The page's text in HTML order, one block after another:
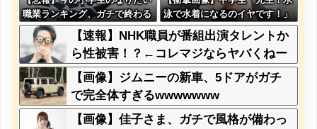
職業ランキング、ガチで終わる
泳で水着になるのイヤです！」
先生「分かった」→結果まさか
の『こう』なってしまうw w w
w w w w
【速報】NHK職員が番組出演タレントか
ら性被害！？←コレマジならヤバくねー
か？
【画像】ジムニーの新車、5ドアがガチ
で完全体すぎるwwwwwww
【画像】佳子さま、ガチで風格が備わっ